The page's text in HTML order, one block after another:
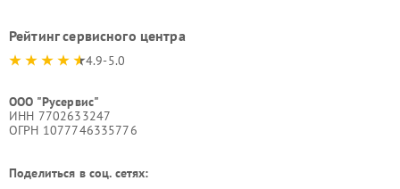
Рейтинг сервисного центра
4.9-5.0
ООО "Русервис"
ИНН 7702633247
ОГРН 1077746335776
Поделиться в соц. сетях: